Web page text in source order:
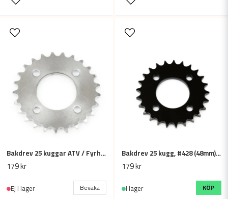
Bakdrev 25 kuggar ATV / Fyrhjuling #420-25 kugg (48mm)
179 kr
Ej i lager Bevaka
Bakdrev 25 kugg, #428 (48mm) ATV / Fyrhjuling
179 kr
I lager KÖP